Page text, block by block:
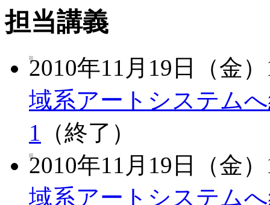
担当講義
2010年11月19日（金
域系アートシステム
1 （終了）
2010年11月19日（金
域系アートシステム